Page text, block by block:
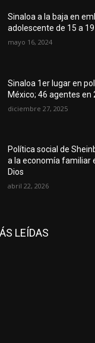
Sinaloa a la baja en
adolescente de 15 a
mayo 16, 2024
Sinaloa 1er lugar en
México; 46 agentes en
diciembre 27, 2025
Política social de
a la economía familiar
Dios
abril 22, 2026
LEÍDAS